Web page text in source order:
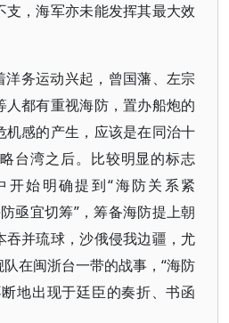
，海军亦未能发挥其最大效
洋务运动兴起，曾国藩、左宗
都有重视海防，置办船炮的
机感的产生，应该是在同治十
台湾之后。比较明显的标志
开始明确提到“海防关系紧
亟宜切筹”，筹备海防提上朝
吞并琉球，沙俄侵我边疆，尤
在闽浙台一带的战事，“海防
地出现于廷臣的奏折、书函